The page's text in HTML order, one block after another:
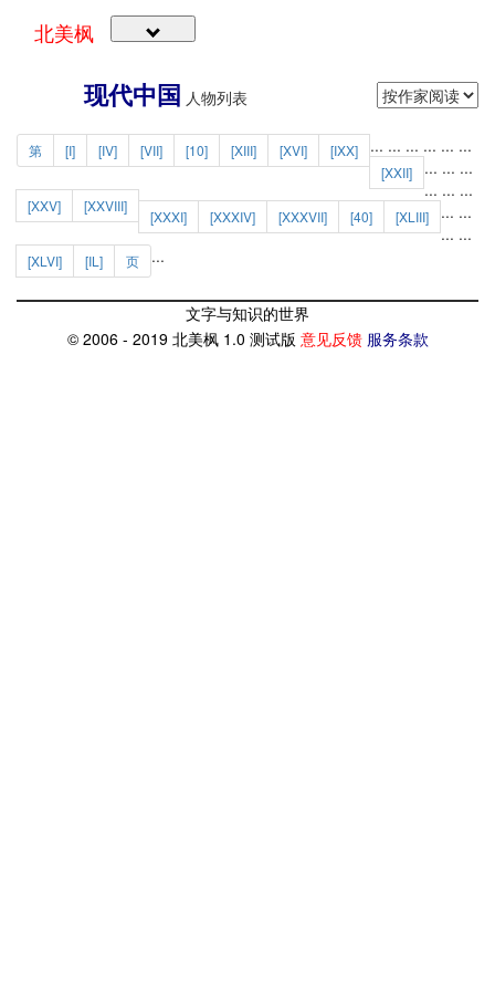
北美枫
现代中国 人物列表
第 [I] ...
[IV] ...
[VII] ...
[10] ...
[XIII] ...
[XVI] ...
[IXX]
...
[XXII] ...
[XXV]
...
[XXVIII]
...
[XXXI]
...
[XXXIV]
...
[XXXVII] ...
[40] ...
[XLIII]
...
[XLVI]
...
[IL] ...
页
文字与知识的世界
© 2006 - 2019 北美枫 1.0 测试版 意见反馈 服务条款